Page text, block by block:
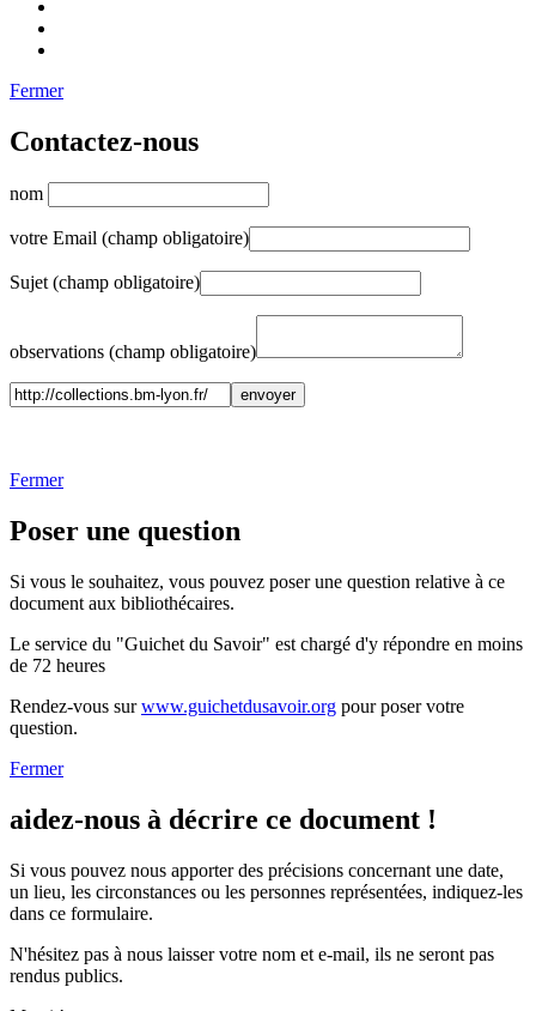
Fermer
Contactez-nous
nom
votre Email (champ obligatoire)
Sujet (champ obligatoire)
observations (champ obligatoire)
Fermer
Poser une question
Si vous le souhaitez, vous pouvez poser une question relative à ce
document aux bibliothécaires.
Le service du "Guichet du Savoir" est chargé d'y répondre en moins
de 72 heures
Rendez-vous surwww.guichetdusavoir.org pour poser votre
question.
Fermer
aidez-nous à décrire ce document !
Si vous pouvez nous apporter des précisions concernant une date,
un lieu, les circonstances ou les personnes représentées, indiquez-les
dans ce formulaire.
N'hésitez pas à nous laisser votre nom et e-mail, ils ne seront pas
rendus publics.